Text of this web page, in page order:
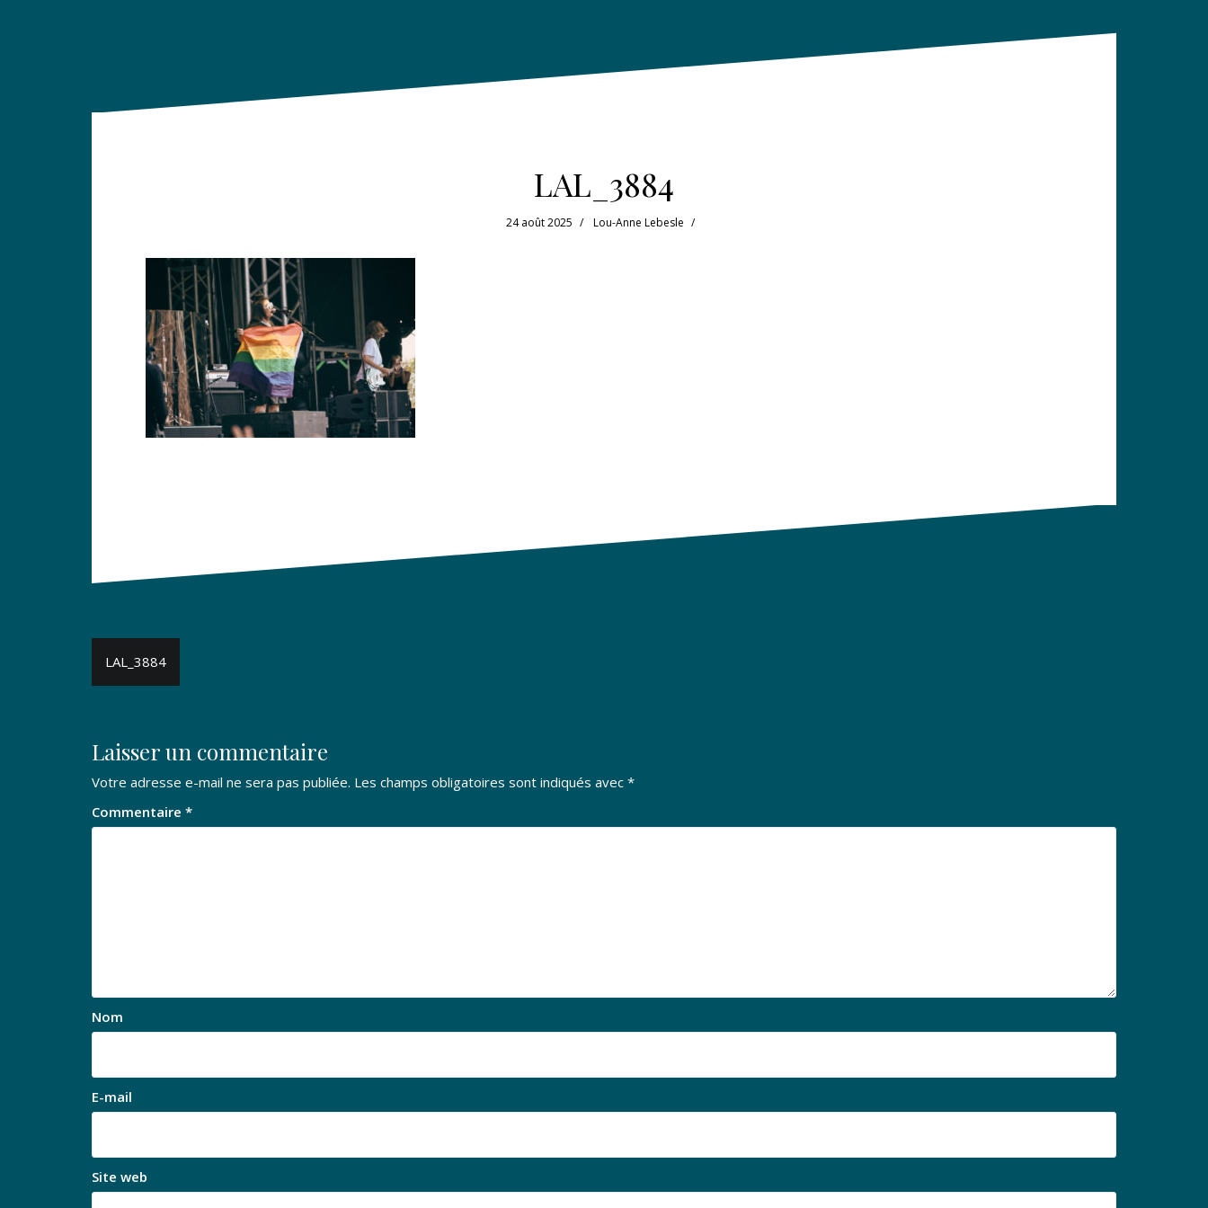
LAL_3884
24 août 2025 Lou-Anne Lebesle
Navigation
de
LAL_3884
Laisser un commentaire
Votre adresse e-mail ne sera pas publiée. Les champs obligatoires sont indiqués avec *
Commentaire *
Nom
E-mail
Site web